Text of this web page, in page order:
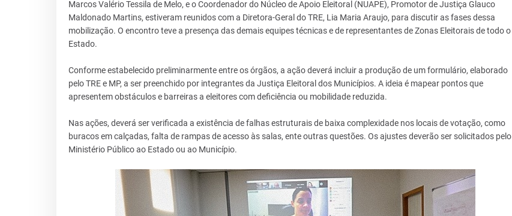
Marcos Valério Tessila de Melo, e o Coordenador do Núcleo de Apoio Eleitoral (NUAPE), Promotor de Justiça Glauco
Maldonado Martins, estiveram reunidos com a Diretora-Geral do TRE, Lia Maria Araujo, para discutir as fases dessa
mobilização. O encontro teve a presença das demais equipes técnicas e de representantes de Zonas Eleitorais de todo o
Estado.
Conforme estabelecido preliminarmente entre os órgãos, a ação deverá incluir a produção de um formulário, elaborado
pelo TRE e MP, a ser preenchido por integrantes da Justiça Eleitoral dos Municípios. A ideia é mapear pontos que
apresentem obstáculos e barreiras a eleitores com deficiência ou mobilidade reduzida.
Nas ações, deverá ser verificada a existência de falhas estruturais de baixa complexidade nos locais de votação, como
buracos em calçadas, falta de rampas de acesso às salas, ente outras questões. Os ajustes deverão ser solicitados pelo
Ministério Público ao Estado ou ao Município.